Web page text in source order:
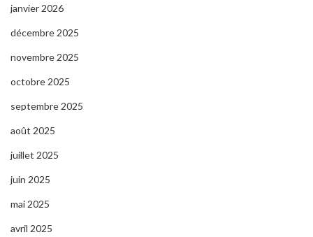
janvier 2026
décembre 2025
novembre 2025
octobre 2025
septembre 2025
août 2025
juillet 2025
juin 2025
mai 2025
avril 2025